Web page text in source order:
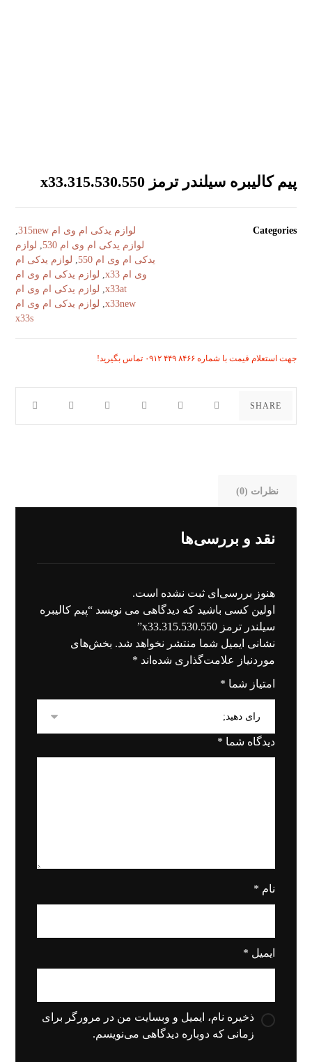
پیم کالیبره سیلندر ترمز 315.530.550.x33
Categories لوازم یدکی ام وی ام 315new
,
لوازم یدکی ام وی ام 530
, لوازم
یدکی ام وی ام 550
, لوازم یدکی ام
وی ام x33
, لوازم یدکی ام وی ام
x33at
, لوازم یدکی ام وی ام
x33new
, لوازم یدکی ام وی ام
x33s
جهت استعلام قیمت با شماره ۸۴۶۶ ۴۴۹ ۰۹۱۲ تماس بگیرید!
نظرات (0)
نقد و بررسی‌ها
هنوز بررسی‌ای ثبت نشده است.
اولین کسی باشید که دیدگاهی می نویسد “پیم کالیبره
سیلندر ترمز 315.530.550.x33”
نشانی ایمیل شما منتشر نخواهد شد. بخش‌های
موردنیاز علامت‌گذاری شده‌اند *
امتیاز شما *
دیدگاه شما *
نام *
ایمیل *
ذخیره نام، ایمیل و وبسایت من در مرورگر برای
زمانی که دوباره دیدگاهی می‌نویسم.